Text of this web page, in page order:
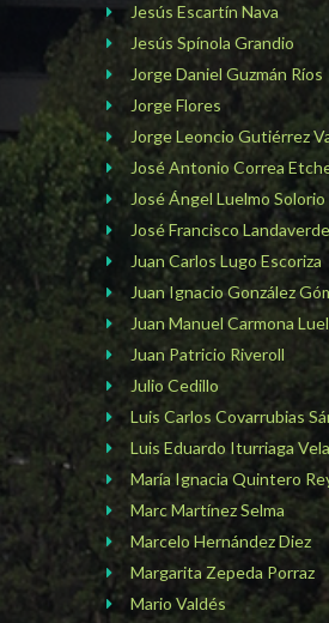
Jesús Escartín Nava
Jesús Spínola Grandio
Jorge Daniel Guzmán Ríos
Jorge Flores
Jorge Leoncio Gutiérrez
José Antonio Correa
José Ángel Luelmo Solorio
José Francisco
Juan Carlos Lugo Escoriza
Juan Ignacio González
Juan Manuel Carmona
Juan Patricio Riveroll
Julio Cedillo
Luis Carlos Covarrubias
Luis Eduardo Iturriaga
María Ignacia Quintero
Marc Martínez Selma
Marcelo Hernández Diez
Margarita Zepeda Porraz
Mario Valdés